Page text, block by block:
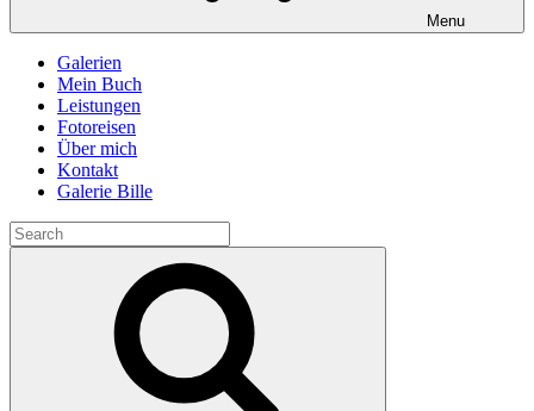
Menu
Galerien
Mein Buch
Leistungen
Fotoreisen
Über mich
Kontakt
Galerie Bille
Search
for: